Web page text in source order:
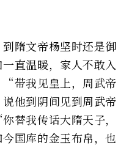
隋文帝杨坚时还是御
直温暖，家人不敢入
“带我见皇上，周武帝
他到阴间见到周武帝
替我传话大隋天子，
国库的金玉布帛，也